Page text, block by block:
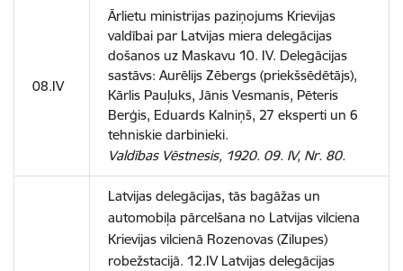
08.IV
Ārlietu ministrijas paziņojums Krievijas
valdībai par Latvijas miera delegācijas
došanos uz Maskavu 10. IV. Delegācijas
sastāvs: Aurēlijs Zēbergs (priekšsēdētājs),
Kārlis Pauļuks, Jānis Vesmanis, Pēteris
Berģis, Eduards Kalniņš, 27 eksperti un 6
tehniskie darbinieki.
Valdības Vēstnesis, 1920. 09. IV, Nr. 80.
Latvijas delegācijas, tās bagāžas un
automobiļa pārcelšana no Latvijas vilciena
Krievijas vilcienā Rozenovas (Zilupes)
robežstacijā. 12.IV Latvijas delegācijas